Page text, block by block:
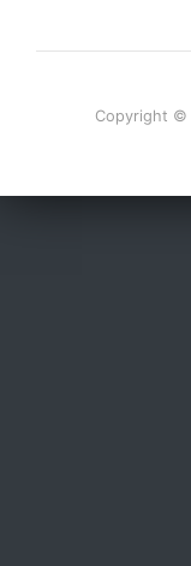
Copyright ©